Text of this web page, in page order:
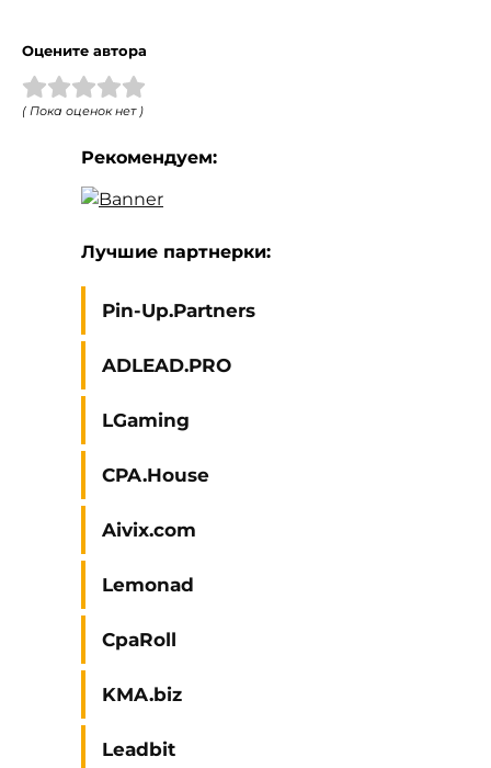
Оцените автора
( Пока оценок нет )
Рекомендуем:
Лучшие партнерки:
Pin-Up.Partners
ADLEAD.PRO
LGaming
CPA.House
Aivix.com
Lemonad
CpaRoll
KMA.biz
Leadbit